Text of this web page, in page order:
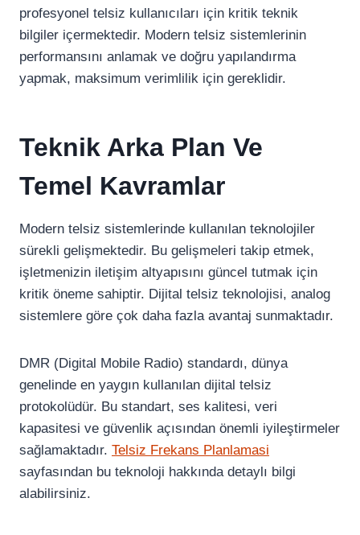
profesyonel telsiz kullanıcıları için kritik teknik
bilgiler içermektedir. Modern telsiz sistemlerinin
performansını anlamak ve doğru yapılandırma
yapmak, maksimum verimlilik için gereklidir.
Teknik Arka Plan Ve
Temel Kavramlar
Modern telsiz sistemlerinde kullanılan teknolojiler
sürekli gelişmektedir. Bu gelişmeleri takip etmek,
işletmenizin iletişim altyapısını güncel tutmak için
kritik öneme sahiptir. Dijital telsiz teknolojisi, analog
sistemlere göre çok daha fazla avantaj sunmaktadır.
DMR (Digital Mobile Radio) standardı, dünya
genelinde en yaygın kullanılan dijital telsiz
protokolüdür. Bu standart, ses kalitesi, veri
kapasitesi ve güvenlik açısından önemli iyileştirmeler
sağlamaktadır. Telsiz Frekans Planlamasi
sayfasından bu teknoloji hakkında detaylı bilgi
alabilirsiniz.